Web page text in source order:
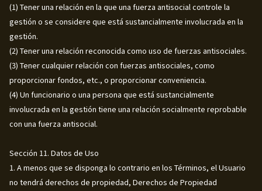
(1) Tener una relación en la que una fuerza antisocial controle la
gestión o se considere que está sustancialmente involucrada en la
gestión.
(2) Tener una relación reconocida como uso de fuerzas antisociales.
(3) Tener cualquier relación con fuerzas antisociales, como
proporcionar fondos, etc., o proporcionar conveniencia.
(4) Un funcionario o una persona que está sustancialmente
involucrada en la gestión tiene una relación socialmente reprobable
con una fuerza antisocial.
Sección 11. Datos de Uso
1. A menos que se disponga lo contrario en los Términos, el Usuario
no tendrá derechos de propiedad, Derechos de Propiedad